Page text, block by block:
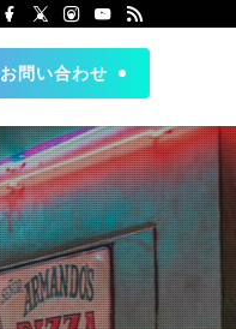
お問い合わせ